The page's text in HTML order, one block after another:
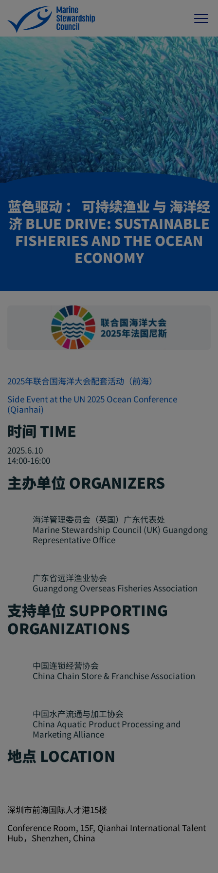
蓝色驱动 ： 可持续渔业 与 海洋经
济 BLUE DRIVE: SUSTAINABLE
FISHERIES AND THE OCEAN
ECONOMY
2025年联合国海洋大会配套活动（前海）
Side Event at the UN 2025 Ocean Conference
(Qianhai)
时间 TIME
2025.6.10
14:00-16:00
主办单位 ORGANIZERS
海洋管理委员会（英国）广东代表处
Marine Stewardship Council (UK) Guangdong
Representative Office
广东省远洋渔业协会
Guangdong Overseas Fisheries Association
支持单位 SUPPORTING
ORGANIZATIONS
中国连锁经营协会
China Chain Store & Franchise Association
中国水产流通与加工协会
China Aquatic Product Processing and
Marketing Alliance
地点 LOCATION
深圳市前海国际人才港15楼
Conference Room, 15F, Qianhai International Talent
Hub，Shenzhen, China